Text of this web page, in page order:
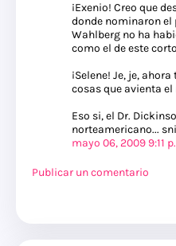
¡Exenio! Creo que
donde nominaron el
Wahlberg no ha
como el de este
¡Selene! Je, je,
cosas que avienta
Eso si, el Dr.
norteamericano...
mayo 06, 2009 9:11
Publicar un comentario